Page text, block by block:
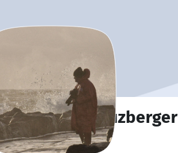
L. Kreuzberger
für Projekte. 🔎